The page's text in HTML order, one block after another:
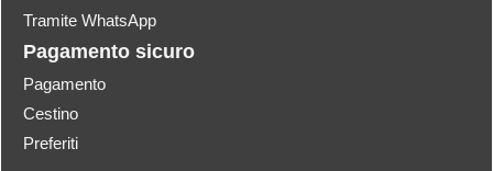
Tramite WhatsApp
Pagamento sicuro
Pagamento
Cestino
Preferiti